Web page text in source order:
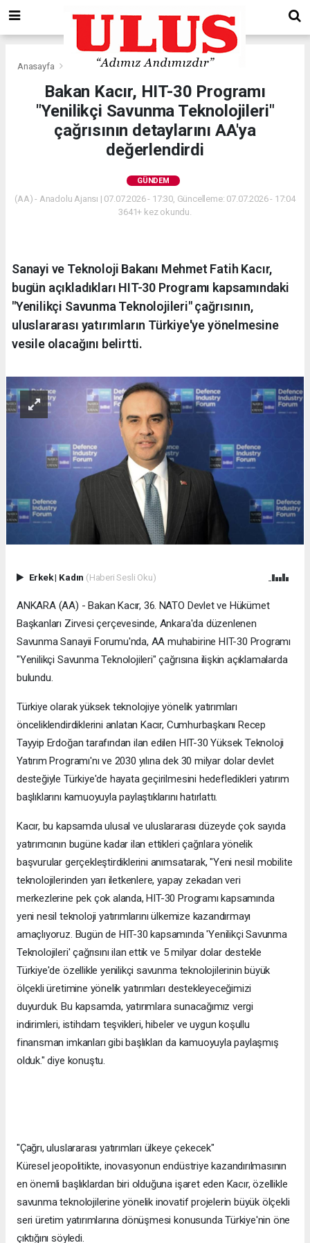
Anasayfa Gündem
Bakan Kacır, HIT-30 Programı
"Yenilikçi Savunma Teknolojileri"
çağrısının detaylarını AA'ya
değerlendirdi
GÜNDEM
(AA) - Anadolu Ajansı | 07.07.2026 - 17:30, Güncelleme: 07.07.2026 - 17:04
3641+ kez okundu.
Sanayi ve Teknoloji Bakanı Mehmet Fatih Kacır,
bugün açıkladıkları HIT-30 Programı kapsamındaki
"Yenilikçi Savunma Teknolojileri" çağrısının,
uluslararası yatırımların Türkiye'ye yönelmesine
vesile olacağını belirtti.
Erkek| Kadın (Haberi Sesli Oku)
ANKARA (AA) - Bakan Kacır, 36.⁠ ⁠NATO Devlet ve Hükümet
Başkanları Zirvesi çerçevesinde, Ankara'da düzenlenen
Savunma Sanayii Forumu'nda, AA muhabirine HIT-30 Programı
"Yenilikçi Savunma Teknolojileri" çağrısına ilişkin açıklamalarda
bulundu.
Türkiye olarak yüksek teknolojiye yönelik yatırımları
önceliklendirdiklerini anlatan Kacır, Cumhurbaşkanı Recep
Tayyip Erdoğan tarafından ilan edilen HIT-30 Yüksek Teknoloji
Yatırım Programı'nı ve 2030 yılına dek 30 milyar dolar devlet
desteğiyle Türkiye'de hayata geçirilmesini hedefledikleri yatırım
başlıklarını kamuoyuyla paylaştıklarını hatırlattı.
Kacır, bu kapsamda ulusal ve uluslararası düzeyde çok sayıda
yatırımcının bugüne kadar ilan ettikleri çağrılara yönelik
başvurular gerçekleştirdiklerini anımsatarak, "Yeni nesil mobilite
teknolojilerinden yarı iletkenlere, yapay zekadan veri
merkezlerine pek çok alanda, HIT-30 Programı kapsamında
yeni nesil teknoloji yatırımlarını ülkemize kazandırmayı
amaçlıyoruz. Bugün de HIT-30 kapsamında 'Yenilikçi Savunma
Teknolojileri' çağrısını ilan ettik ve 5 milyar dolar destekle
Türkiye'de özellikle yenilikçi savunma teknolojilerinin büyük
ölçekli üretimine yönelik yatırımları destekleyeceğimizi
duyurduk. Bu kapsamda, yatırımlara sunacağımız vergi
indirimleri, istihdam teşvikleri, hibeler ve uygun koşullu
finansman imkanları gibi başlıkları da kamuoyuyla paylaşmış
olduk." diye konuştu.
"Çağrı, uluslararası yatırımları ülkeye çekecek"
Küresel jeopolitikte, inovasyonun endüstriye kazandırılmasının
en önemli başlıklardan biri olduğuna işaret eden Kacır, özellikle
savunma teknolojilerine yönelik inovatif projelerin büyük ölçekli
seri üretim yatırımlarına dönüşmesi konusunda Türkiye'nin öne
çıktığını söyledi.